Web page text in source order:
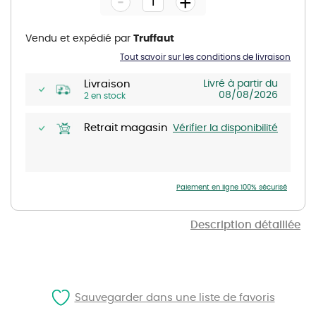
Description détaillée
gallery
Livraison
2 en stock
Livré à partir du
08/08/2026
Retrait magasin Vérifier la disponibilité
Tout savoir sur les conditions de livraison
Vendu et expédié par Truffaut
Paiement en ligne 100% sécurisé
Sauvegarder dans une liste de favoris